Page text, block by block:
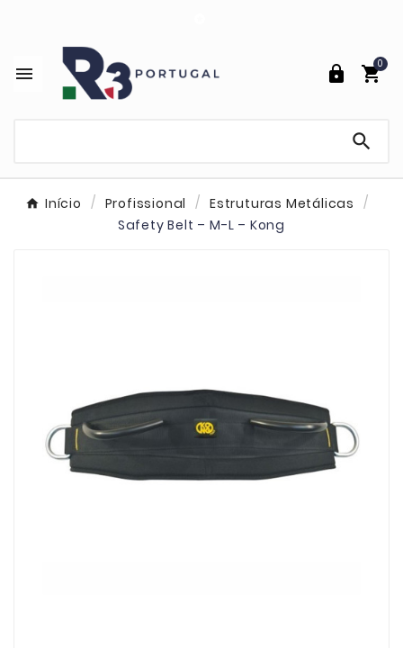
  
0

Início Profissional
Estruturas Metálicas
Safety Belt – M-L – Kong